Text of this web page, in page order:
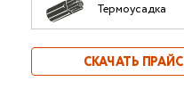
Термоусадка
СКАЧАТЬ ПРАЙС